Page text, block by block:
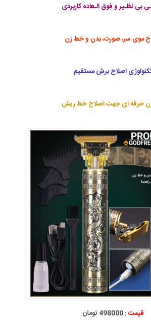
بی نظـیر و فوق الـعاده کاربردی
موی سر، صورت، بدن و خط زن
اصلاح برش مستقیم
حرفه ای جهت اصلاح خط ریش
قیمت :498000 تومان